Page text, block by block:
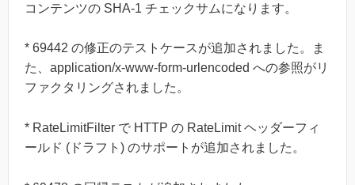
コンテンツの SHA-1 チェックサムになります。
* 69442 の修正のテストケースが追加されました。ま
た、application/x-www-form-urlencoded への参照がリ
ファクタリングされました。
* RateLimitFilter で HTTP の RateLimit ヘッダーフィ
ールド (ドラフト) のサポートが追加されました。